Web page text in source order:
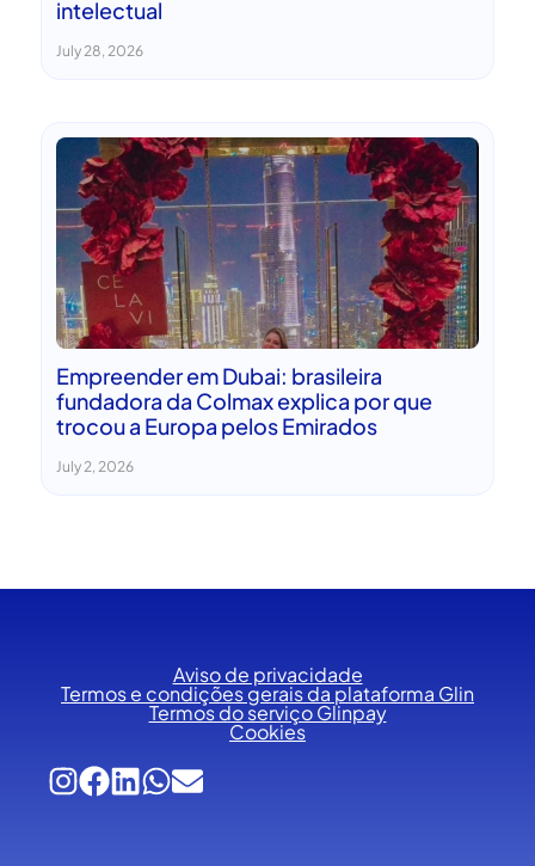
intelectual
July 28, 2026
Empreender em Dubai: brasileira
fundadora da Colmax explica por que
trocou a Europa pelos Emirados
July 2, 2026
Aviso de privacidade
Termos e condições gerais da plataforma Glin
Termos do serviço Glinpay
Cookies